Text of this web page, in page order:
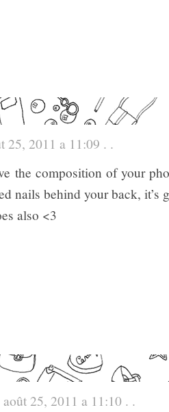
25, 2011 a 11:09 . .
the composition of your
nails behind your back, it’s
also <3
août 25, 2011 a 11:10 . .